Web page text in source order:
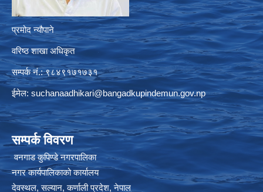
प्रमोद न्यौपाने
वरिष्ठ शाखा अधिकृत
सम्पर्क नं.: ९८४९१७१७३१
ईमेल: suchanaadhikari@bangadkupindemun.gov.np
सम्पर्क विवरण
वनगाड कुपिण्डे नगरपालिका
नगर कार्यपालिकाको कार्यालय
देवस्थल, सल्यान, कर्णाली प्रदेश, नेपाल